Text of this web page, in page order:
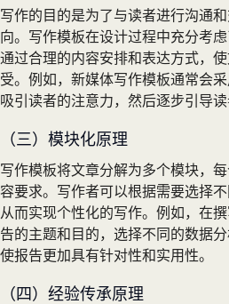
写作的目的是为了与读者进行沟通
向。写作模板在设计过程中充分考
通过合理的内容安排和表达方式，
受。例如，新媒体写作模板通常会
吸引读者的注意力，然后逐步引导读
（三）模块化原理
写作模板将文章分解为多个模块，
容要求。写作者可以根据需要选择
从而实现个性化的写作。例如，在
告的主题和目的，选择不同的数据
使报告更加具有针对性和实用性。
（四）经验传承原理